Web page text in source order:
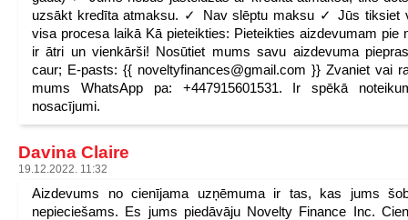
uzsākt kredīta atmaksu. ✓ Nav slēptu maksu ✓ Jūs tiksiet
visa procesa laikā Kā pieteikties: Pieteikties aizdevumam pie
ir ātri un vienkārši! Nosūtiet mums savu aizdevuma
caur; E-pasts: {{ noveltyfinances@gmail.com }} Zvaniet vai
mums WhatsApp pa: +447915601531. Ir spēkā
nosacījumi.
Davina Claire
19.12.2022. 11:32
Aizdevums no cienījama uzņēmuma ir tas, kas jums
nepieciešams. Es jums piedāvāju Novelty Finance Inc.